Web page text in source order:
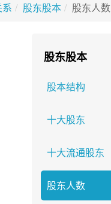
股东股本 股东人数
股东股本
股本结构
十大股东
十大流通股东
股东人数